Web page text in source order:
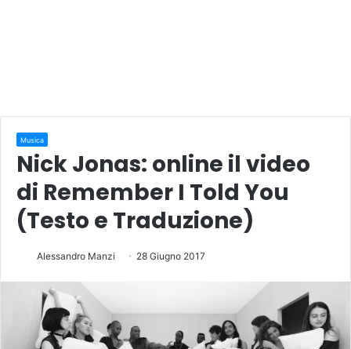
Musica
Nick Jonas: online il video
di Remember I Told You
(Testo e Traduzione)
Alessandro Manzi 28 Giugno 2017